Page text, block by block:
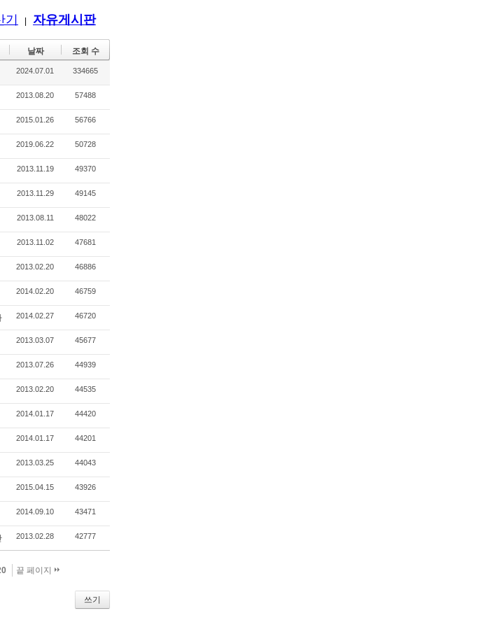
자유게시판
날짜 조회 수
2024.07.01 334665
2013.08.20 57488
2015.01.26 56766
2019.06.22 50728
2013.11.19 49370
2013.11.29 49145
2013.08.11 48022
2013.11.02 47681
2013.02.20 46886
2014.02.20 46759
2014.02.27 46720
2013.03.07 45677
2013.07.26 44939
2013.02.20 44535
2014.01.17 44420
2014.01.17 44201
2013.03.25 44043
2015.04.15 43926
2014.09.10 43471
2013.02.28 42777
끝 페이지
쓰기